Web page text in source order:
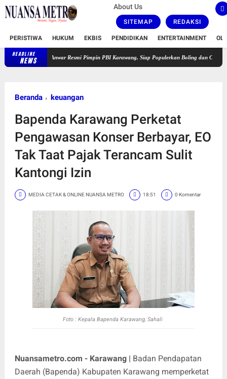
About Us
SITEMAP REDAKSI
PERISTIWA HUKUM EKBIS PENDIDIKAN ENTERTAINMENT
HEADLINE
NEWS
Anwar Resmi Pimpin PBI Karawang, Siap Populerkan Boling dan Cetak Atlet Berprestasi
Beranda keuangan
Bapenda Karawang Perketat
Pengawasan Konser Berbayar, EO
Tak Taat Pajak Terancam Sulit
Kantongi Izin
MEDIA CETAK & ONLINE NUANSA METRO 18:51 0 Komentar
Foto : Kepala Bapenda Karawang, Sahali
Nuansametro.com - Karawang | Badan Pendapatan
Daerah (Bapenda) Kabupaten Karawang memperketat